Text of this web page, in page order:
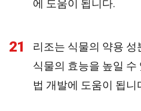
에 도움이 됩니다.
21
리조는 식물의 약용
식물의 효능을 높일 수
법 개발에 도움이 됩니